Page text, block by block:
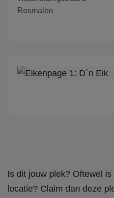
Rosmalen
Is dit jouw plek? Oftewel
locatie? Claim dan deze